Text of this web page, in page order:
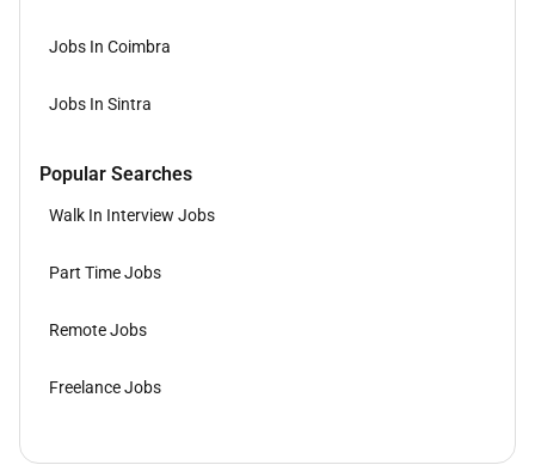
Jobs In Coimbra
Jobs In Sintra
Popular Searches
Walk In Interview Jobs
Part Time Jobs
Remote Jobs
Freelance Jobs